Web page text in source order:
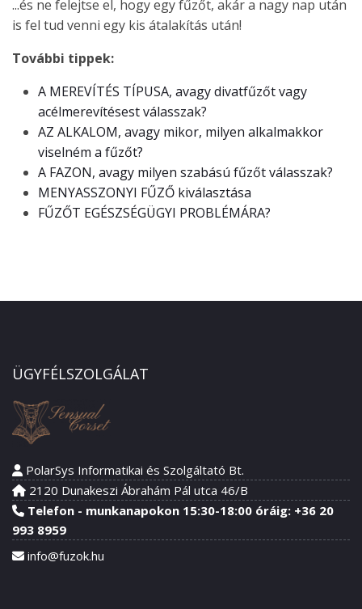
...és ne felejtse el, hogy egy fűzőt, akár a nagy nap után
is fel tud venni egy kis átalakítás után!
További tippek:
A MEREVÍTÉS TÍPUSA, avagy divatfűzőt vagy
acélmerevítésest válasszak?
AZ ALKALOM, avagy mikor, milyen alkalmakkor
viselném a fűzőt?
A FAZON, avagy milyen szabású fűzőt válasszak?
MENYASSZONYI FŰZŐ kiválasztása
FŰZŐT EGÉSZSÉGÜGYI PROBLÉMÁRA?
ÜGYFÉLSZOLGÁLAT
PolarSys Informatikai és Szolgáltató Bt.
2120 Dunakeszi Ábrahám Pál utca 46/B
Telefon - munkanapokon 15:30-18:00 óráig: +36 20
993 8959
info@fuzok.hu